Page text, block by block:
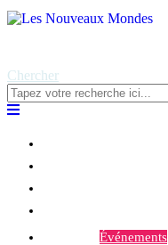
Chercher
Événements